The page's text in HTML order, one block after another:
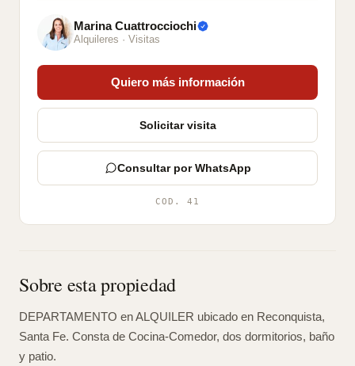
Sobre esta propiedad
DEPARTAMENTO en ALQUILER ubicado en Reconquista,
Santa Fe. Consta de Cocina-Comedor, dos dormitorios, baño
y patio.
Marina Cuattrocciochi
Alquileres · Visitas
Quiero más información
Solicitar visita
Consultar por WhatsApp
COD. 41